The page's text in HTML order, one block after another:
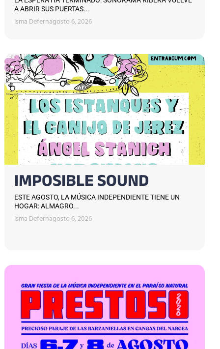
A ABRIR SUS PUERTAS...
Isma Defernagosto 6, 2026
IMPOSIBLE SOUND
ESTE AGOSTO, LA MÚSICA INDEPENDIENTE TIENE UN
HOGAR: ALMAGRO...
Isma Defernagosto 6, 2026